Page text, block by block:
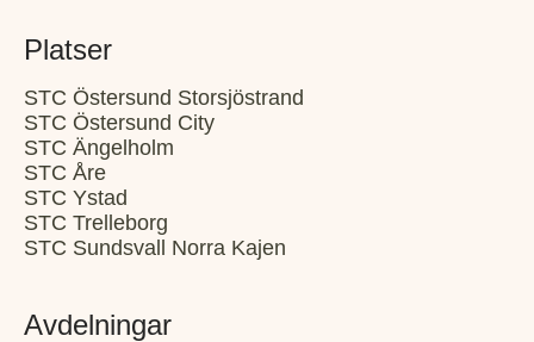
Platser
STC Östersund Storsjöstrand
STC Östersund City
STC Ängelholm
STC Åre
STC Ystad
STC Trelleborg
STC Sundsvall Norra Kajen
Avdelningar